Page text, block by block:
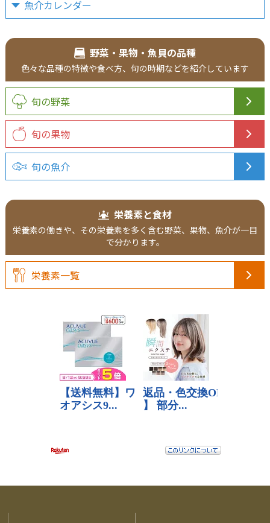
魚介カレンダー
野菜・果物・魚貝の品種
色々な品種の特徴や食べ方、 旬の時期などを紹介しています
旬の野菜
旬の果物
旬の魚介
栄養素と食材
栄養素の働きや、その栄養素を多く含む野菜、果物、魚介が一目
で分かります。
栄養素一覧